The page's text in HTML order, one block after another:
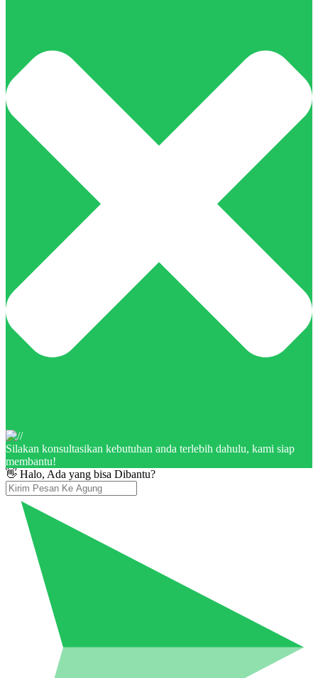
Silakan konsultasikan kebutuhan anda terlebih dahulu, kami siap
membantu!
👋 Halo, Ada yang bisa Dibantu?